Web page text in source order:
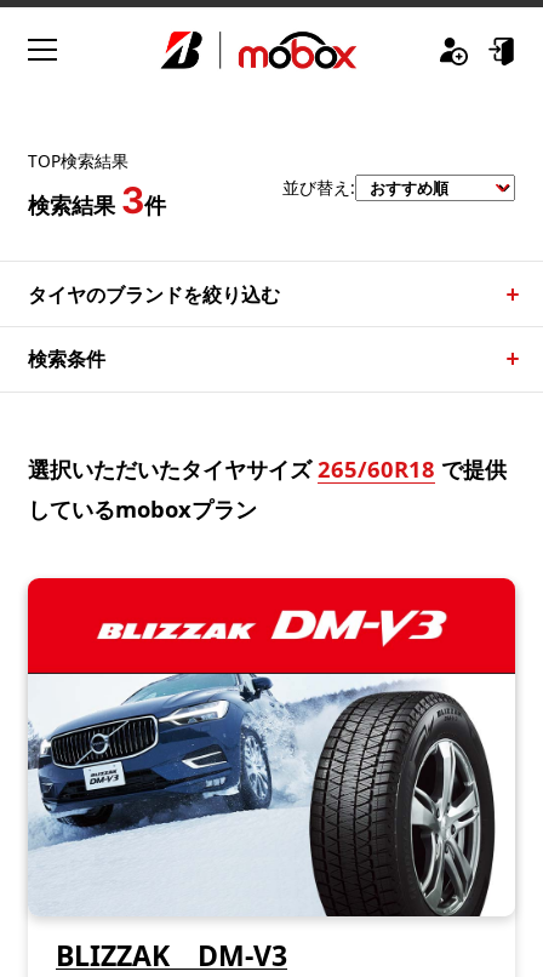
TOP検索結果
検索結果 3件
タイヤのブランドを絞り込む
検索条件
選択いただいたタイヤサイズ265/60R18 で提供
しているmoboxプラン
並び替え:
BLIZZAK DM-V3